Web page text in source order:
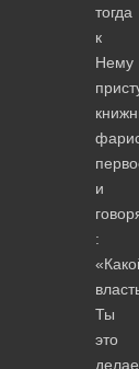
тогда
к
Нему
и
:
Ты
это